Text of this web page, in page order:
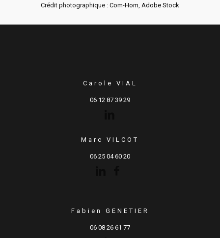
Crédit photographique : Com-Hom Adobe Stock
Carole VIAL
06 12 87 39 29
Marc VILCOT
06 25 04 60 20
Fabien GENETIER
06 08 26 61 77